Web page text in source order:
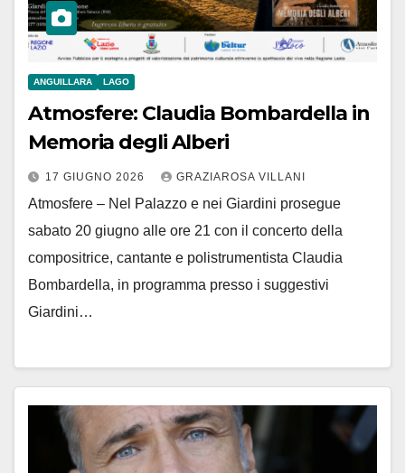
ANGUILLARA LAGO
Atmosfere: Claudia Bombardella in
Memoria degli Alberi
17 GIUGNO 2026 GRAZIAROSA VILLANI
Atmosfere – Nel Palazzo e nei Giardini prosegue
sabato 20 giugno alle ore 21 con il concerto della
compositrice, cantante e polistrumentista Claudia
Bombardella, in programma presso i suggestivi
Giardini…